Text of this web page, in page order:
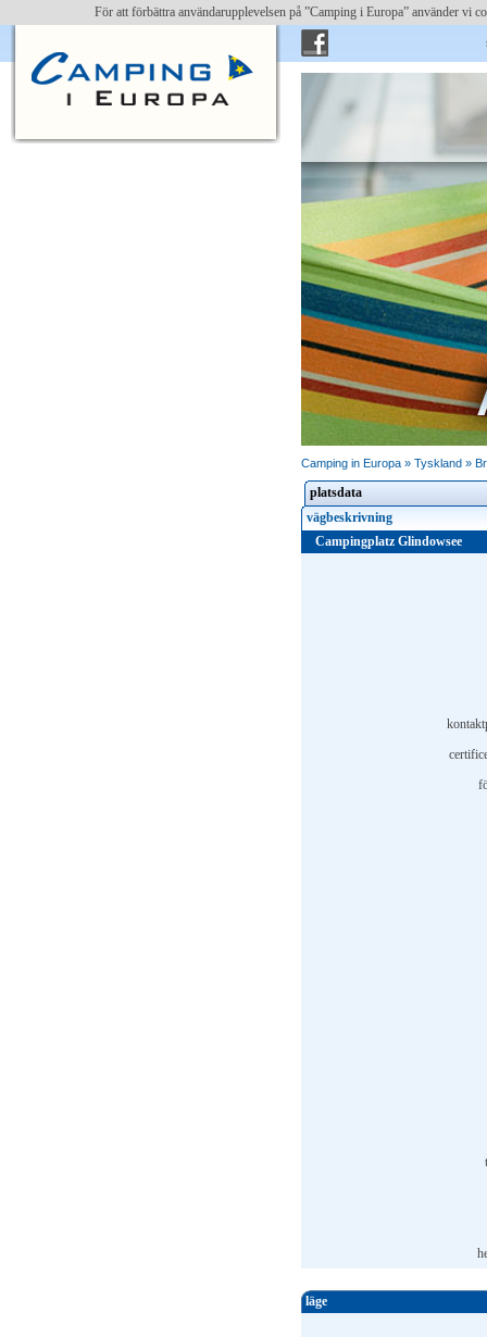
För att förbättra användarupplevelsen på ”Camping i Europa” använder
Camping in Europa » Tyskland »
platsdata
vägbeskrivning
Campingplatz Glindowsee
läge